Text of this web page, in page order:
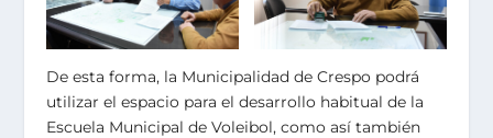
De esta forma, la Municipalidad de Crespo podrá
utilizar el espacio para el desarrollo habitual de la
Escuela Municipal de Voleibol, como así también